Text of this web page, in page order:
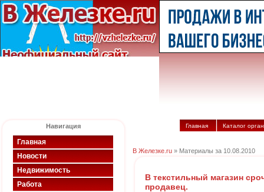
Навигация
Главная
Новости
Недвижимость
Работа
Главная Каталог
В Железке.ru » Материалы за 10.08.2010
В текстильный магазин
продавец.